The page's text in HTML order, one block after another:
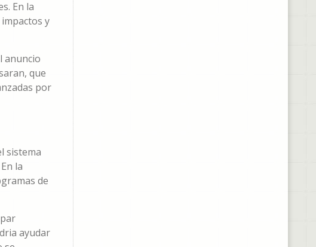
En la
y
anuncio
que
por
sistema
la
de
ayudar